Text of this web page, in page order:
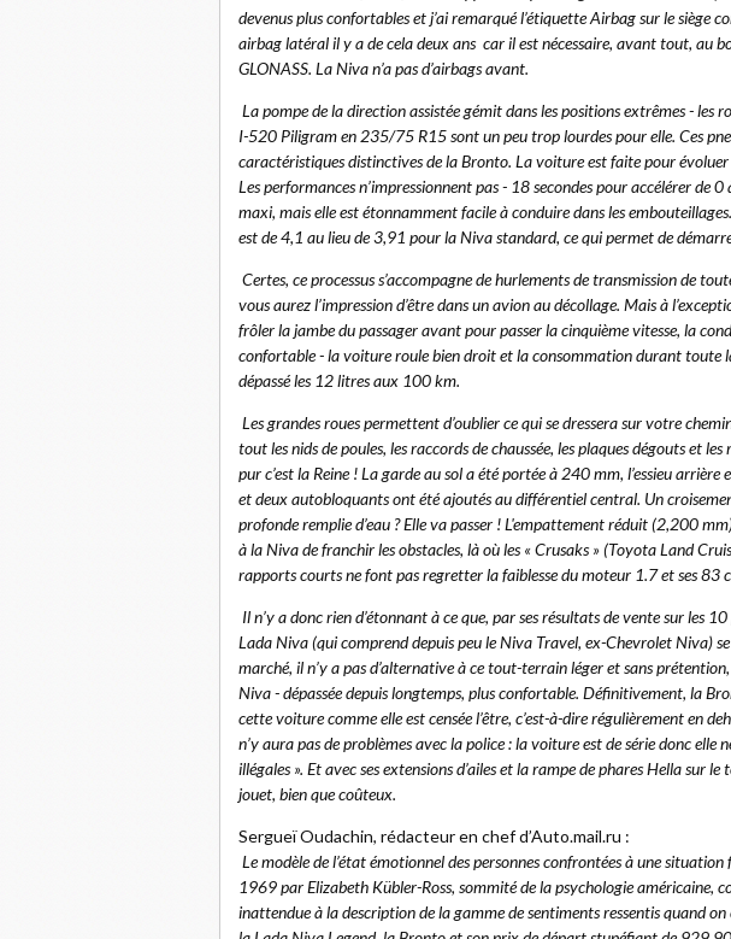
devenus plus confortables et j’ai remarqué l’étiquette Airbag sur le siège
airbag latéral il y a de cela deux ans car il est nécessaire, avant tout, au
GLONASS. La Niva n’a pas d’airbags avant.
La pompe de la direction assistée gémit dans les positions extrêmes - les
I-520 Piligram en 235/75 R15 sont un peu trop lourdes pour elle. Ces
caractéristiques distinctives de la Bronto. La voiture est faite pour évoluer
Les performances n’impressionnent pas - 18 secondes pour accélérer
maxi, mais elle est étonnamment facile à conduire dans les
est de 4,1 au lieu de 3,91 pour la Niva standard, ce qui permet de
Certes, ce processus s’accompagne de hurlements de transmission de
vous aurez l’impression d’être dans un avion au décollage. Mais à
frôler la jambe du passager avant pour passer la cinquième vitesse, la
confortable - la voiture roule bien droit et la consommation durant toute
dépassé les 12 litres aux 100 km.
Les grandes roues permettent d’oublier ce qui se dressera sur votre
tout les nids de poules, les raccords de chaussée, les plaques dégouts et
pur c’est la Reine ! La garde au sol a été portée à 240 mm, l’essieu
et deux autobloquants ont été ajoutés au différentiel central. Un
profonde remplie d’eau ? Elle va passer ! L'empattement réduit (2,200
à la Niva de franchir les obstacles, là où les « Crusaks » (Toyota Land
rapports courts ne font pas regretter la faiblesse du moteur 1.7 et ses 83
Il n’y a donc rien d’étonnant à ce que, par ses résultats de vente sur les
Lada Niva (qui comprend depuis peu le Niva Travel, ex-Chevrolet Niva)
marché, il n’y a pas d’alternative à ce tout-terrain léger et sans
Niva - dépassée depuis longtemps, plus confortable. Définitivement, la
cette voiture comme elle est censée l’être, c’est-à-dire régulièrement en
n’y aura pas de problèmes avec la police : la voiture est de série donc elle
illégales ». Et avec ses extensions d’ailes et la rampe de phares Hella sur
jouet, bien que coûteux.
Sergueï Oudachin, rédacteur en chef d’Auto.mail.ru :
Le modèle de l’état émotionnel des personnes confrontées à une
1969 par Elizabeth Kübler-Ross, sommité de la psychologie américaine,
inattendue à la description de la gamme de sentiments ressentis quand